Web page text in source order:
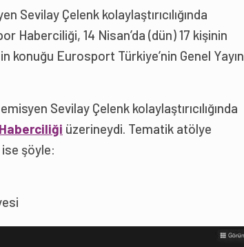
Sevilay Çelenk kolaylaştırıcılığında
Haberciliği, 14 Nisan’da (dün) 17 kişinin
konuğu Eurosport Türkiye’nin Genel Yayın
Sevilay Çelenk kolaylaştırıcılığında
üzerineydi. Tematik atölye
şöyle: